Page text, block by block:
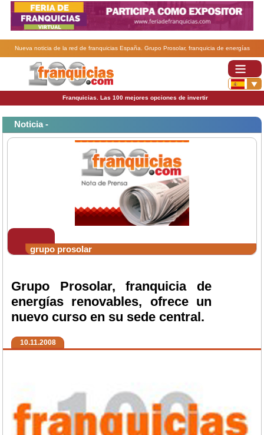
Nueva noticia de la red de franquicias España. Grupo Prosolar, franquicia de energías
renovables, ofrece un nuevo curso en su sede central..
Franquicias. Las 100 mejores opciones de invertir
Noticia -
grupo prosolar
Grupo Prosolar, franquicia de
energías renovables, ofrece un
nuevo curso en su sede central.
10.11.2008